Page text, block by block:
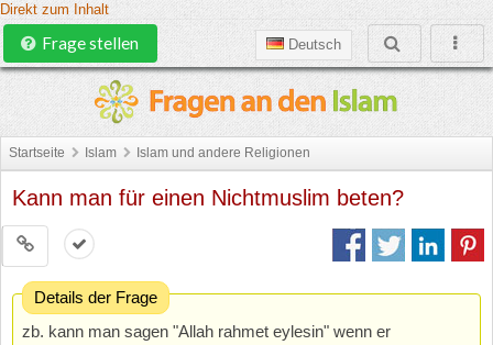
Direkt zum Inhalt
Deutsch
Frage stellen
Startseite Islam Islam und andere Religionen
Kann man für einen Nichtmuslim beten?
Details der Frage
zb. kann man sagen "Allah rahmet eylesin" wenn er